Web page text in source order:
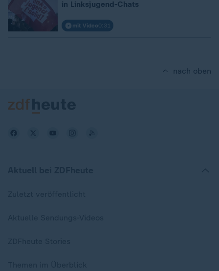
in Linksjugend-Chats
mit Video0:31
nach oben